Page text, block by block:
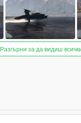
Разгърни за да видиш